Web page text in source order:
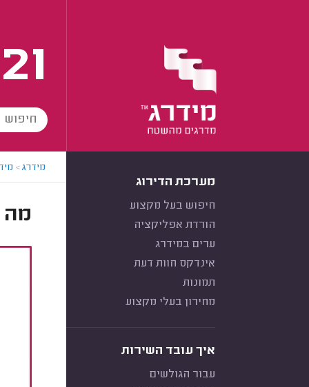
מערכת הדירוג
חיפוש בעל מקצוע
הורדת אפליקציה
ערים במידרג
אינדקס חוות דעת
תמונות
מחירון בעלי מקצוע
איך עובד השירות
עבור הגולשים
מידרג>
מה